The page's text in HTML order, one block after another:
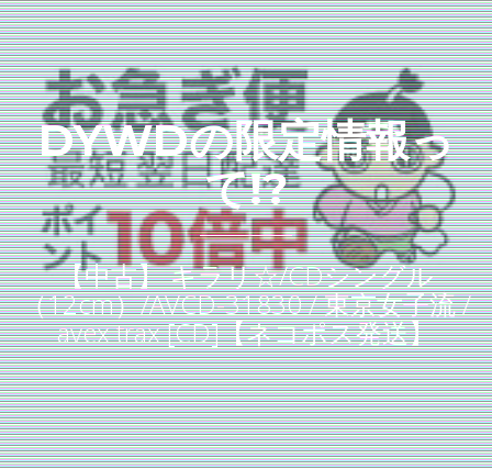
DYWDの限定情報っ
て!?
【中古】 キラリ☆/CDシングル
（12cm）/AVCD-31830 / 東京女子流 /
avex trax [CD]【ネコポス発送】